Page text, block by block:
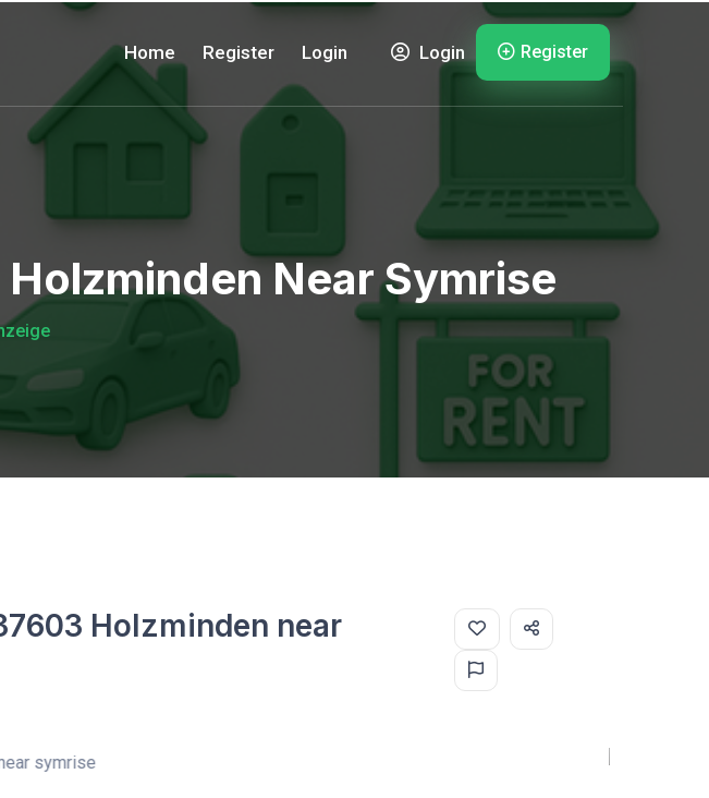
Home Register Login Login Register
Near Symrise
Holzminden near